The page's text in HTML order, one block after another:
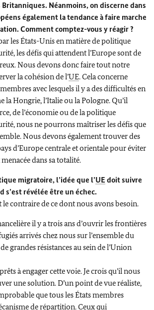
Britanniques. Néanmoins, on discerne dans
également la tendance à faire marche
Comment comptez-vous y réagir ?
les États-Unis en matière de politique
les défis qui attendent l’Europe sont de
Nous devons donc faire tout notre
la cohésion de l’UE. Cela concerne
avec lesquels il y a des difficultés en
la Hongrie, l’Italie ou la Pologne. Qu’il
de l’économie ou de la politique
nous ne pourrons maîtriser les défis que
Nous devons également trouver des
d’Europe centrale et orientale pour éviter
dans sa totalité.
migratoire, l’idée que l’UE doit suivre
s’est révélée être un échec.
le contraire de ce dont nous avons besoin.
il y a trois ans d’ouvrir les frontières
arrivés chez nous sur l’ensemble du
grandes résistances au sein de l’Union
à engager cette voie. Je crois qu’il nous
une solution. D’un point de vue réaliste,
que tous les États membres
de répartition. Ceux qui